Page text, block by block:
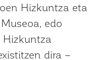
Hizkuntza eta
edo
dira –